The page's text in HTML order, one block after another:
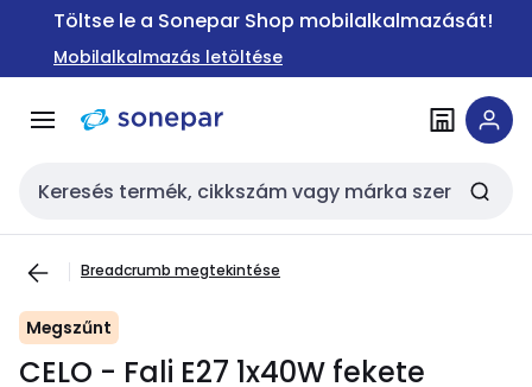
Ugrás a
Ugrás a
tartalomra
Töltse le a Sonepar Shop mobilalkalmazását!
Mobilalkalmazás letöltése
Keresési bemenet
Breadcrumb megtekintése
Megszűnt
CELO - Fali E27 1x40W fekete